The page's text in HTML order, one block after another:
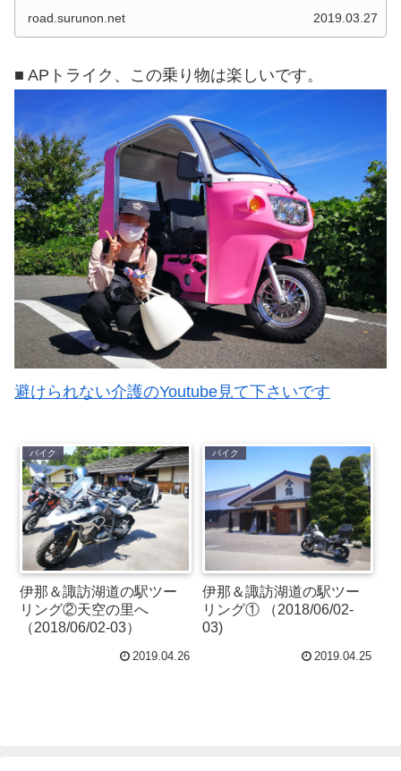
なかなか難しいですね、能登半島とか北陸とか、石
road.surunon.net 2019.03.27
■ APトライク、この乗り物は楽しいです。
避けられない介護のYoutube見て下さいです
バイク
伊那＆諏訪湖道の駅ツー
リング②天空の里へ
（2018/06/02-03）
2019.04.26
バイク
伊那＆諏訪湖道の駅ツー
リング① （2018/06/02-
03)
2019.04.25